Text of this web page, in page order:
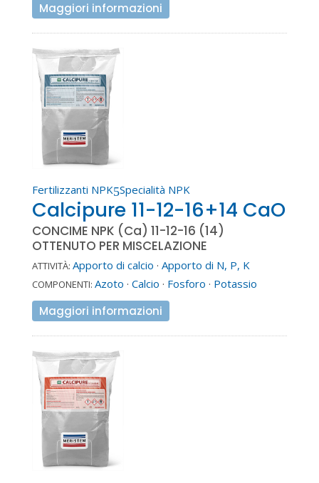
Maggiori informazioni
Fertilizzanti NPK5Specialità NPK
Calcipure 11-12-16+14 CaO
CONCIME NPK (Ca) 11-12-16 (14)
OTTENUTO PER MISCELAZIONE
ATTIVITÀ: Apporto di calcio · Apporto di N, P, K
COMPONENTI: Azoto · Calcio · Fosforo · Potassio
Maggiori informazioni